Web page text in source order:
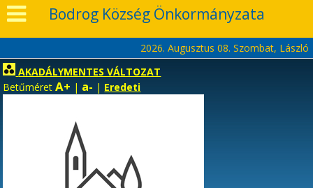
Bodrog Község Önkormányzata
2026. Augusztus 08. Szombat, László
AKADÁLYMENTES VÁLTOZAT
BetűméretA+ | a- | Eredeti